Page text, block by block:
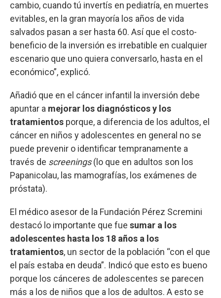
cambio, cuando tú invertís en pediatría, en muertes
evitables, en la gran mayoría los años de vida
salvados pasan a ser hasta 60. Así que el costo-
beneficio de la inversión es irrebatible en cualquier
escenario que uno quiera conversarlo, hasta en el
económico”, explicó.
Añadió que en el cáncer infantil la inversión debe
apuntar a mejorar los diagnósticos y los
tratamientos porque, a diferencia de los adultos, el
cáncer en niños y adolescentes en general no se
puede prevenir o identificar tempranamente a
través de screenings(lo que en adultos son los
Papanicolau, las mamografías, los exámenes de
próstata).
El médico asesor de la Fundación Pérez Scremini
destacó lo importante que fue sumar a los
adolescentes hasta los 18 años a los
tratamientos, un sector de la población “con el que
el país estaba en deuda”. Indicó que esto es bueno
porque los cánceres de adolescentes se parecen
más a los de niños que a los de adultos. A esto se